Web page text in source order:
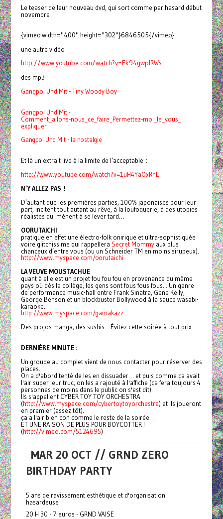
Le teaser de leur nouveau dvd, qui sort comme par hasard début
novembre :
{vimeo width="400" height="302"}6846505{/vimeo}
une autre vidéo :
http://www.youtube.com/watch?v=Ek94gwpIRWs
des mp3 :
Gangpol Und Mit - Tiny Woody Boy
Gangpol Und Mit -
Comment_allons-nous_ce_faire_ Permettez-moi_le_vous_
expliquer
Gangpol Und Mit - la nostalgie
Et là un extrait live à la limite de l’acceptable :
http://www.youtube.com/watch?v=1uH4YaOxRnE
N’Y ALLEZ PAS !
D’autant que les premières parties, 100% japonaises pour leur
part, incitent tout autant au rêve, à la loufoquerie, à des utopies
réalistes qui mènent à se lever tard…
OORUTAICHI
pratique en effet une électro-folk onirique et ultra-sophistiquée
voire glitchissime qui rappellera Secret Mommyaux plus
chanceux d’entre vous (ou un Schneider TM en moins sirupeux).
http://www.myspace.com/oorutaichi
LA VEUVE MOUSTACHUE
quant à elle est un projet fou fou fou en provenance du même
pays où dès le collège, les gens sont fous fous fous... Un genre
de performance music-hall entre Frank Sinatra, Gene Kelly,
George Benson et un blockbuster Bollywood à la sauce wasabi-
karaoke.
http://www.myspace.com/gamakazz
Des projos manga, des sushis... Évitez cette soirée à tout prix.
DERNIÈRE MINUTE :
Un groupe au complet vient de nous contacter pour réserver des
places.
On a d'abord tenté de les en dissuader… et puis comme ça avait
l'air super leur truc, on les a rajouté à l'affiche (ça fera toujours 4
personnes de moins dans le public on s'est dit).
Ils s'appellent CYBER TOY TOY ORCHESTRA
(http://www.myspace.com/cybertoytoyorchestra) et ils joueront
en premier (assez tôt).
ça a l'air bien con comme le reste de la soirée…
ET UNE RAISON DE PLUS POUR BOYCOTTER !
(http://vimeo.com/5124695)
MAR 20 OCT // GRND ZERO
BIRTHDAY PARTY
5 ans de ravissement esthétique et d'organisation
hasardeuse
20 H 30 - 7 euros - GRND VAISE